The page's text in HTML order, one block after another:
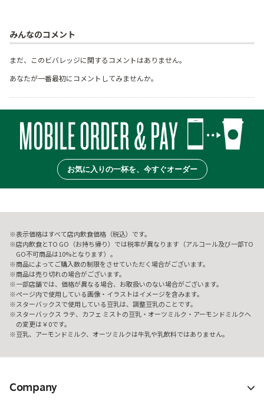
みんなのコメント
まだ、このビバレッジに関するコメントはありません。
あなたが一番最初にコメントしてみませんか。
お気に入りの一杯を、今すぐオーダー
表示価格はすべて店内飲食価格（税込）です。
店内飲食とTO GO（お持ち帰り）では税率が異なります（アルコール及び一部TO
GO不可商品は10%となります）。
商品によってご購入数の制限をさせていただく場合がございます。
商品は売り切れの場合がございます。
一部店舗では、価格が異なる場合、お取扱いのない場合がございます。
ページ内で使用している画像・イラストはイメージを含みます。
スターバックスで使用している豆乳は、調整豆乳のことです。
スターバックス ラテ、カフェ ミストの豆乳・オーツミルク・アーモンドミルクへ
の変更は￥0です。
豆乳、アーモンドミルク、オーツミルクは牛乳や乳飲料ではありません。
Company